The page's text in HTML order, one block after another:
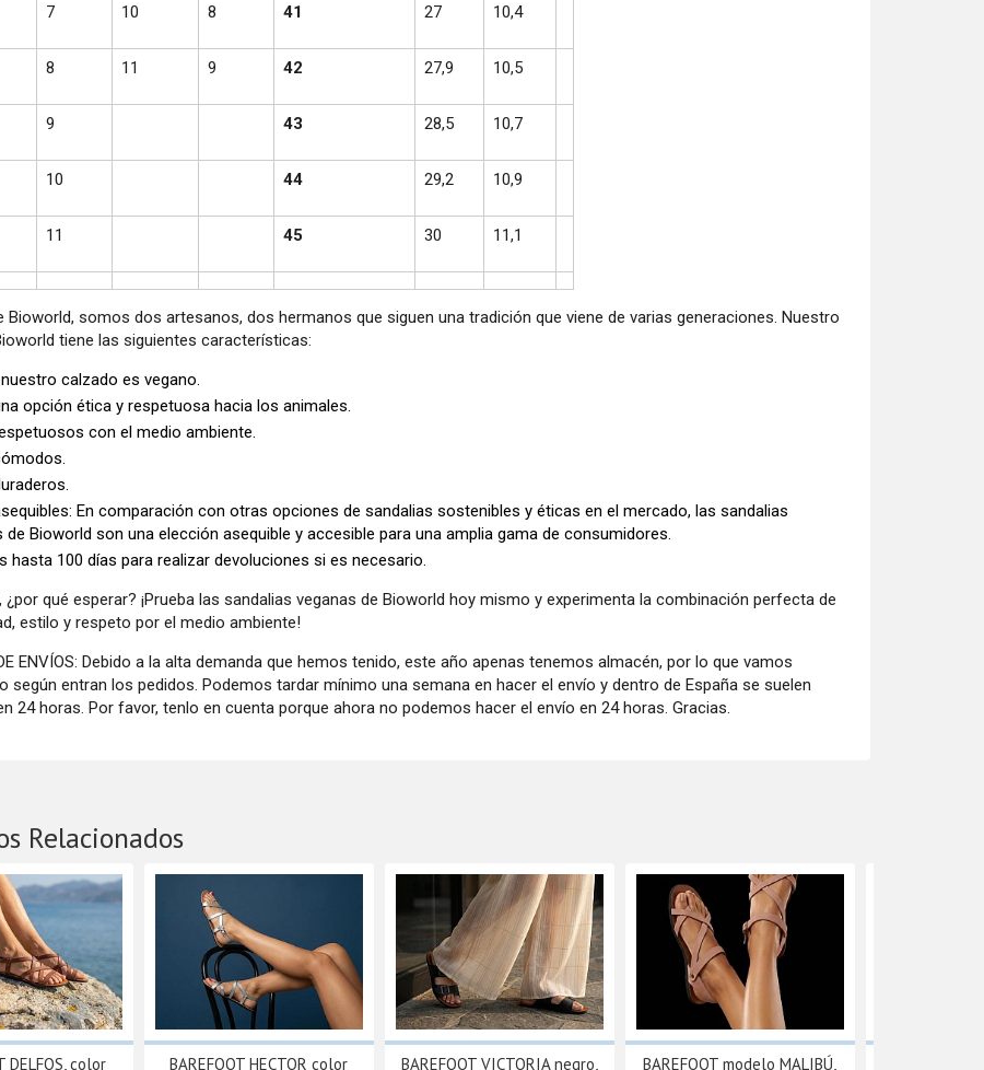
7 10 8 41 27 10,4
8 11 9 42 27,9 10,5
9 43 28,5 10,7
10 44 29,2 10,9
11 45 30 11,1
Bioworld, somos dos artesanos, dos hermanos que siguen una tradición que viene de varias generaciones. Nuestro
tiene las siguientes características:
calzado es vegano.
opción ética y respetuosa hacia los animales.
con el medio ambiente.
En comparación con otras opciones de sandalias sostenibles y éticas en el mercado, las sandalias
de Bioworld son una elección asequible y accesible para una amplia gama de consumidores.
hasta 100 días para realizar devoluciones si es necesario.
¿por qué esperar? ¡Prueba las sandalias veganas de Bioworld hoy mismo y experimenta la combinación perfecta de
estilo y respeto por el medio ambiente!
ENVÍOS: Debido a la alta demanda que hemos tenido, este año apenas tenemos almacén, por lo que vamos
según entran los pedidos. Podemos tardar mínimo una semana en hacer el envío y dentro de España se suelen
24 horas. Por favor, tenlo en cuenta porque ahora no podemos hacer el envío en 24 horas. Gracias.
Relacionados
DELFOS, color BAREFOOT HECTOR color BAREFOOT VICTORIA negro, BAREFOOT modelo MALIBÚ,